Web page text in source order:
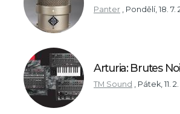
Panter , Pondělí, 18. 7.
Arturia: Brutes
TM Sound , Pátek, 11.